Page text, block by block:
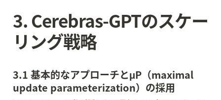
3. Cerebras-GPTのスケー
リング戦略
3.1 基本的なアプローチとμP（maximal
update parameterization）の採用